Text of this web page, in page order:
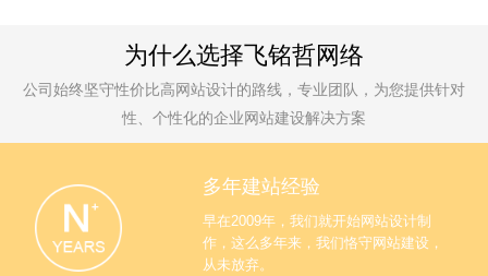
为什么选择飞铭哲网络
公司始终坚守性价比高网站设计的路线，专业团队，为您提供针对
性、个性化的企业网站建设解决方案
多年建站经验
早在2009年，我们就开始网站设计制
作，这么多年来，我们恪守网站建设，
从未放弃。